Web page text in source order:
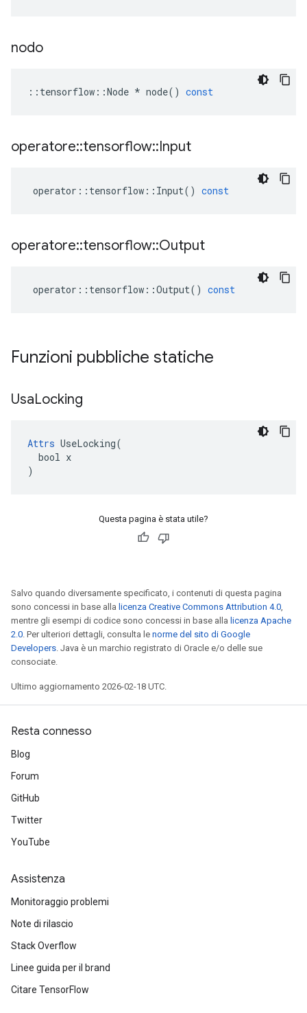
nodo
:: tensorflow ::Node * node() const
operatore::tensorflow::Input
operator :: tensorflow :: Input() const
operatore::tensorflow::Output
operator :: tensorflow ::Output() const
Funzioni pubbliche statiche
UsaLocking
Attrs UseLocking(
  bool x
)
Questa pagina è stata utile?
Salvo quando diversamente specificato, i contenuti di questa pagina
sono concessi in base alla licenza Creative Commons Attribution 4.0,
mentre gli esempi di codice sono concessi in base alla licenza Apache
2.0. Per ulteriori dettagli, consulta le norme del sito di Google
Developers. Java è un marchio registrato di Oracle e/o delle sue
consociate.
Ultimo aggiornamento 2026-02-18 UTC.
Resta connesso
Blog
Forum
GitHub
Twitter
YouTube
Assistenza
Monitoraggio problemi
Note di rilascio
Stack Overflow
Linee guida per il brand
Citare TensorFlow